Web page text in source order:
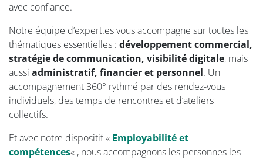
avec confiance.
Notre équipe d’expert.es vous accompagne sur toutes les
thématiques essentielles : développement commercial,
stratégie de communication, visibilité digitale, mais
aussi administratif, financier et personnel. Un
accompagnement 360° rythmé par des rendez-vous
individuels, des temps de rencontres et d’ateliers
collectifs.
Et avec notre dispositif « Employabilité et
compétences« , nous accompagnons les personnes les